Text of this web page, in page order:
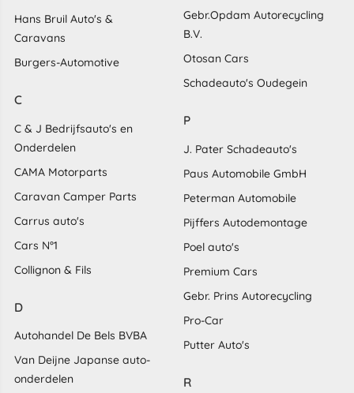
Hans Bruil Auto's &
Caravans
Burgers-Automotive
C
C & J Bedrijfsauto's en
Onderdelen
CAMA Motorparts
Caravan Camper Parts
Carrus auto's
Cars N°1
Collignon & Fils
D
Autohandel De Bels BVBA
Van Deijne Japanse auto-
onderdelen
Gebr.Opdam Autorecycling
B.V.
Otosan Cars
Schadeauto's Oudegein
P
J. Pater Schadeauto's
Paus Automobile GmbH
Peterman Automobile
Pijffers Autodemontage
Poel auto's
Premium Cars
Gebr. Prins Autorecycling
Pro-Car
Putter Auto's
R